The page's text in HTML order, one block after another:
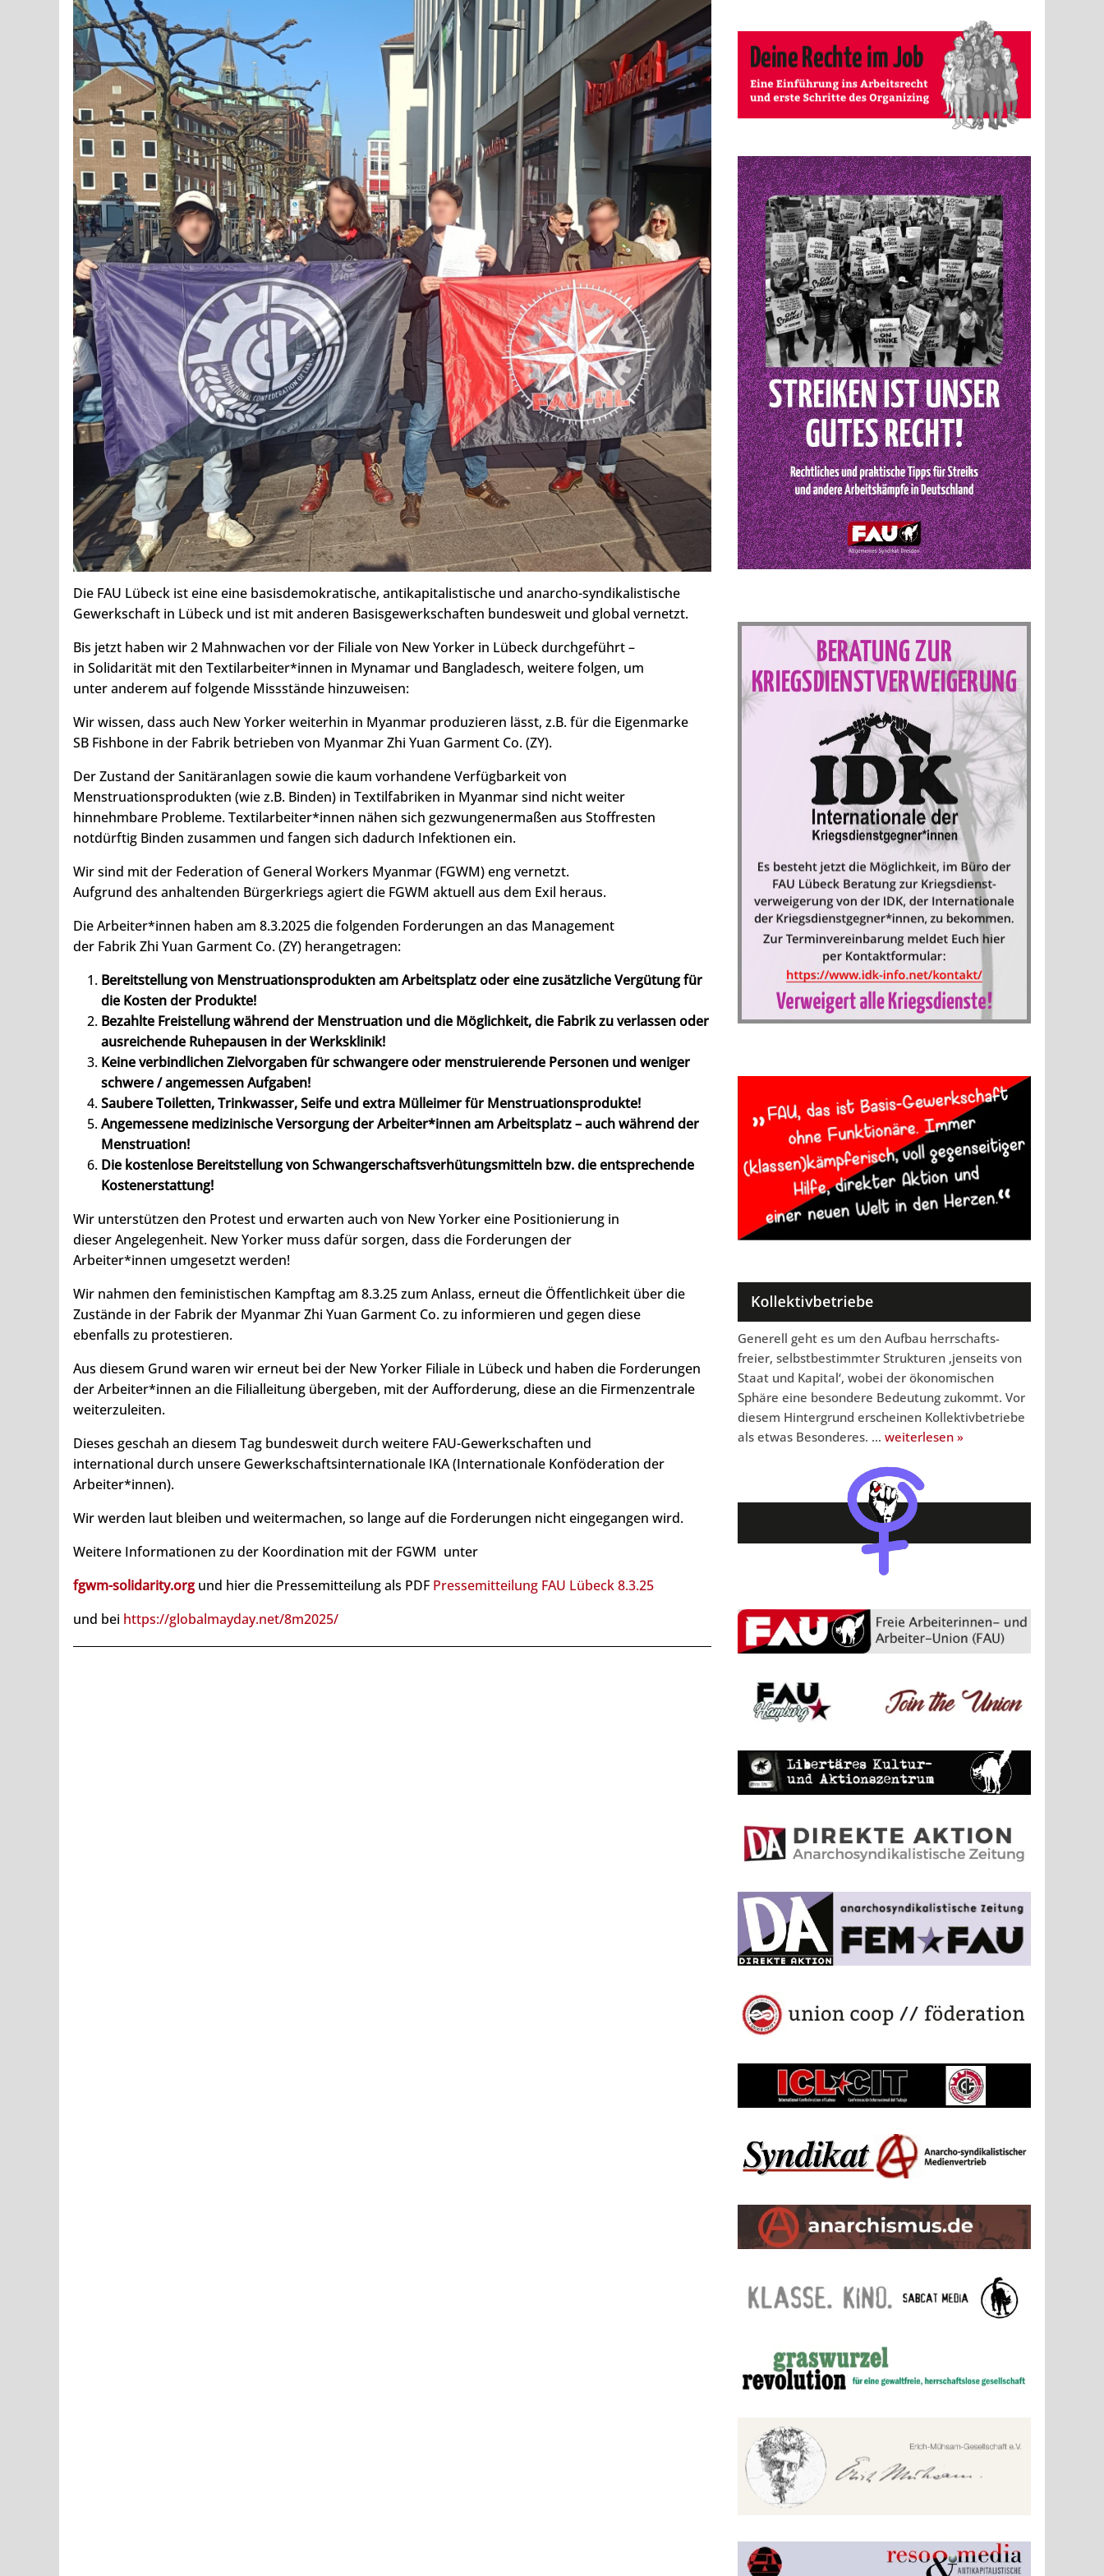
Die FAU Lübeck ist eine eine basisdemokratische, antikapitalistische und anarcho-syndikalistische
Gewerkschaft in Lübeck und ist mit anderen Basisgewerkschaften bundesweit und global vernetzt.
Bis jetzt haben wir 2 Mahnwachen vor der Filiale von New Yorker in Lübeck durchgeführt –
in Solidarität mit den Textilarbeiter*innen in Mynamar und Bangladesch, weitere folgen, um
unter anderem auf folgende Missstände hinzuweisen:
Wir wissen, dass auch New Yorker weiterhin in Myanmar produzieren lässt, z.B. für die Eigenmarke
SB Fishbone in der Fabrik betrieben von Myanmar Zhi Yuan Garment Co. (ZY).
Der Zustand der Sanitäranlagen sowie die kaum vorhandene Verfügbarkeit von
Menstruationsprodukten (wie z.B. Binden) in Textilfabriken in Myanmar sind nicht weiter
hinnehmbare Probleme. Textilarbeiter*innen nähen sich gezwungenermaßen aus Stoffresten
notdürftig Binden zusammen und fangen sich dadurch Infektionen ein.
Wir sind mit der Federation of General Workers Myanmar (FGWM) eng vernetzt.
Aufgrund des anhaltenden Bürgerkriegs agiert die FGWM aktuell aus dem Exil heraus.
Die Arbeiter*innen haben am 8.3.2025 die folgenden Forderungen an das Management
der Fabrik Zhi Yuan Garment Co. (ZY) herangetragen:
Bereitstellung von Menstruationsprodukten am Arbeitsplatz oder eine zusätzliche Vergütung für
die Kosten der Produkte!
Bezahlte Freistellung während der Menstruation und die Möglichkeit, die Fabrik zu verlassen oder
ausreichende Ruhepausen in der Werksklinik!
Keine verbindlichen Zielvorgaben für schwangere oder menstruierende Personen und weniger
schwere / angemessen Aufgaben!
Saubere Toiletten, Trinkwasser, Seife und extra Mülleimer für Menstruationsprodukte!
Angemessene medizinische Versorgung der Arbeiter*innen am Arbeitsplatz – auch während der
Menstruation!
Die kostenlose Bereitstellung von Schwangerschaftsverhütungsmitteln bzw. die entsprechende
Kostenerstattung!
Wir unterstützen den Protest und erwarten auch von New Yorker eine Positionierung in
dieser Angelegenheit. New Yorker muss dafür sorgen, dass die Forderungen der
Arbeiter*innen umgesetzt werden!
Wir nahmen den feministischen Kampftag am 8.3.25 zum Anlass, erneut die Öffentlichkeit über die
Zustände in der Fabrik der Myanmar Zhi Yuan Garment Co. zu informieren und gegen diese
ebenfalls zu protestieren.
Aus diesem Grund waren wir erneut bei der New Yorker Filiale in Lübeck und haben die Forderungen
der Arbeiter*innen an die Filialleitung übergeben, mit der Aufforderung, diese an die Firmenzentrale
weiterzuleiten.
Dieses geschah an diesem Tag bundesweit durch weitere FAU-Gewerkschaften und
international durch unsere Gewerkschaftsinternationale IKA (Internationale Konföderation der
Arbeiter*innen).
Wir werden laut bleiben und weitermachen, so lange auf die Forderungen nicht eingegangen wird.
Weitere Informationen zu der Koordination mit der FGWM unter
fgwm-solidarity.orgund hier die Pressemitteilung als PDF Pressemitteilung FAU Lübeck 8.3.25
und bei https://globalmayday.net/8m2025/
Generell geht es um den Aufbau herrschafts-
freier, selbstbestimmter Strukturen ,jenseits von
Staat und Kapital‘, wobei der ökonomischen
Sphäre eine besondere Bedeutung zukommt. Vor
diesem Hintergrund erscheinen Kollektivbetriebe
als etwas Besonderes. …weiterlesen »